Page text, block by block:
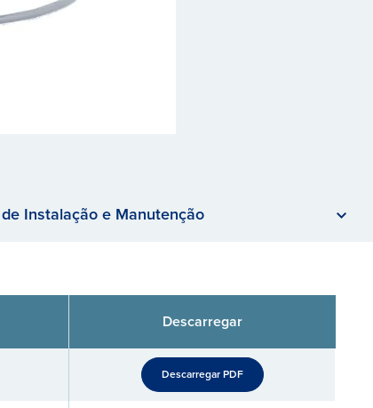
Instalação e Manutenção
Descarregar
Descarregar PDF